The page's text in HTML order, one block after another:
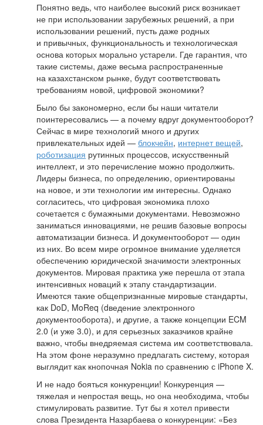
Понятно ведь, что наиболее высокий риск возникает
не при использовании зарубежных решений, а при
использовании решений, пусть даже родных
и привычных, функциональность и технологическая
основа которых морально устарели. Где гарантия, что
такие системы, даже весьма распространенные
на казахстанском рынке, будут соответствовать
требованиям новой, цифровой экономики?
Было бы закономерно, если бы наши читатели
поинтересовались — а почему вдруг документооборот?
Сейчас в мире технологий много и других
привлекательных идей —блокчейн, интернет вещей,
роботизация рутинных процессов, искусственный
интеллект, и это перечисление можно продолжить.
Лидеры бизнеса, по определению, ориентированы
на новое, и эти технологии им интересны. Однако
согласитесь, что цифровая экономика плохо
сочетается с бумажными документами. Невозможно
заниматься инновациями, не решив базовые вопросы
автоматизации бизнеса. И документооборот — один
из них. Во всем мире огромное внимание уделяется
обеспечению юридической значимости электронных
документов. Мировая практика уже перешла от этапа
интенсивных новаций к этапу стандартизации.
Имеются такие общепризнанные мировые стандарты,
как DoD, MoReq (dведение электронного
документооборота), и другие, а также концепции ECM
2.0 (и уже 3.0), и для серьезных заказчиков крайне
важно, чтобы внедряемая система им соответствовала.
На этом фоне неразумно предлагать систему, которая
выглядит как кнопочная Nokia по сравнению с iPhone X.
И не надо бояться конкуренции! Конкуренция —
тяжелая и непростая вещь, но она необходима, чтобы
стимулировать развитие. Тут бы я хотел привести
слова Президента Назарбаева о конкуренции: «Без